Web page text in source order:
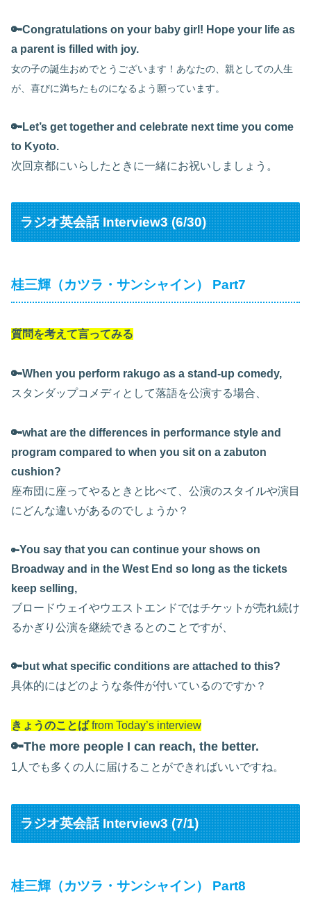
🔑Congratulations on your baby girl! Hope your life as
a parent is filled with joy.
女の子の誕生おめでとうございます！あなたの、親としての人生
が、喜びに満ちたものになるよう願っています。
🔑Let’s get together and celebrate next time you come
to Kyoto.
次回京都にいらしたときに一緒にお祝いしましょう。
ラジオ英会話 Interview3 (6/30)
桂三輝（カツラ・サンシャイン） Part7
質問を考えて言ってみる
🔑When you perform rakugo as a stand-up comedy,
スタンダップコメディとして落語を公演する場合、
🔑what are the differences in performance style and
program compared to when you sit on a zabuton
cushion?
座布団に座ってやるときと比べて、公演のスタイルや演目
にどんな違いがあるのでしょうか？
🔑You say that you can continue your shows on
Broadway and in the West End so long as the tickets
keep selling,
ブロードウェイやウエストエンドではチケットが売れ続け
るかぎり公演を継続できるとのことですが、
🔑but what specific conditions are attached to this?
具体的にはどのような条件が付いているのですか？
きょうのことばfrom Today’s interview
🔑The more people I can reach, the better.
1人でも多くの人に届けることができればいいですね。
ラジオ英会話 Interview3 (7/1)
桂三輝（カツラ・サンシャイン） Part8